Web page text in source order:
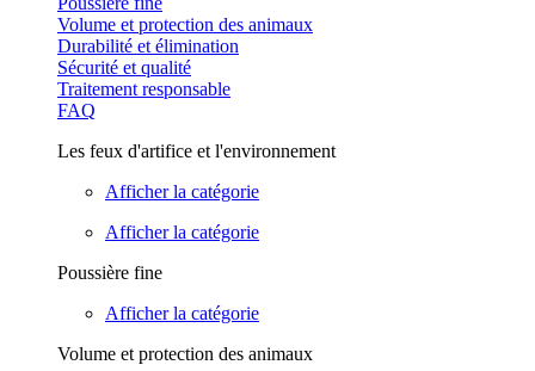
Volume et protection des animaux
Durabilité et élimination
Sécurité et qualité
Traitement responsable
FAQ
Les feux d'artifice et l'environnement
Afficher la catégorie
Afficher la catégorie
Poussière fine
Afficher la catégorie
Volume et protection des animaux